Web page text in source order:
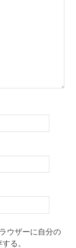
ウザーに自分の
る。